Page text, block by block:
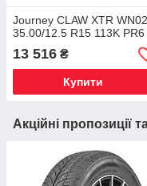
Journey CLAW XTR WN02
35.00/12.5 R15 113K PR6
13 516 ₴
Купити
Акційні пропозиції